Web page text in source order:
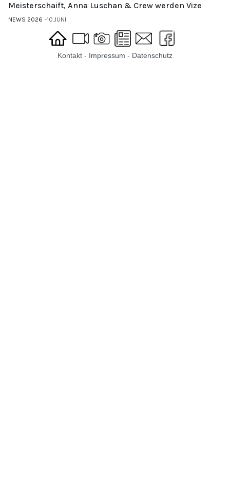
Meisterschaift, Anna Luschan & Crew werden Vize
NEWS 2026 10.JUNI
Kontakt - Impressum - Datenschutz